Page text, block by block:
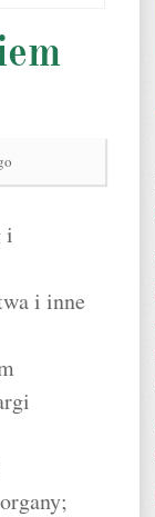
i
i inne